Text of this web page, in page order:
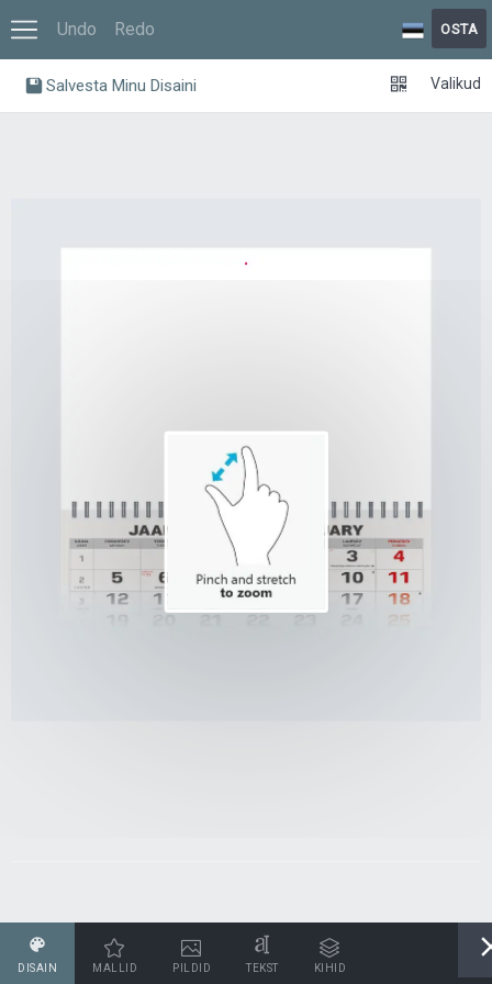
Undo Redo OSTA
DISAIN MALLID PILDID TEKST KIHID
Salvesta Minu Disaini Valikud